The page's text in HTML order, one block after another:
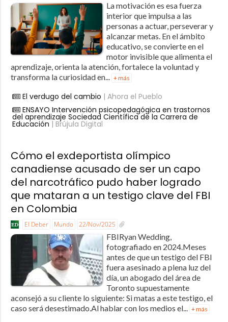
La motivación es esa fuerza
interior que impulsa a las
personas a actuar, perseverar y
alcanzar metas. En el ámbito
educativo, se convierte en el
motor invisible que alimenta el
aprendizaje, orienta la atención, fortalece la voluntad y
transforma la curiosidad en... + más
El verdugo del cambio | Ahora el Pueblo
ENSAYO Intervención psicopedagógica en trastornos
del aprendizaje Sociedad Científica de la Carrera de
Educación | Brújula Digital
Cómo el exdeportista olímpico
canadiense acusado de ser un capo
del narcotráfico pudo haber logrado
que mataran a un testigo clave del FBI
en Colombia
El Deber Mundo 22/Nov/2025
FBIRyan Wedding,
fotografiado en 2024.Meses
antes de que un testigo del FBI
fuera asesinado a plena luz del
día, un abogado del área de
Toronto supuestamente
aconsejó a su cliente lo siguiente: Si matas a este testigo, el
caso será desestimado.Al hablar con los medios el... + más